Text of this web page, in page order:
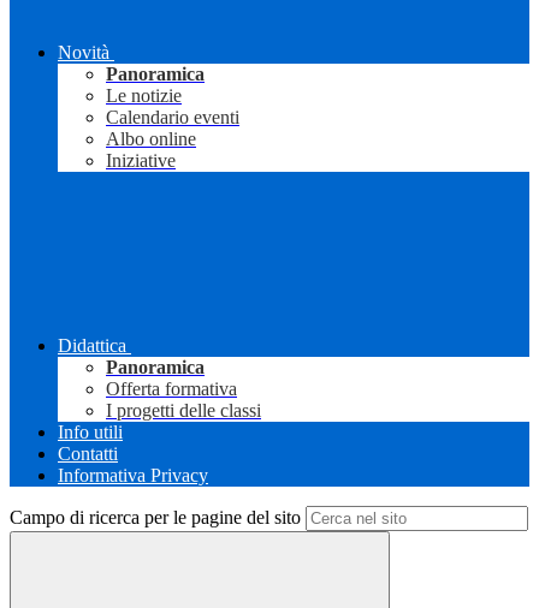
Novità
Panoramica
Le notizie
Calendario eventi
Albo online
Iniziative
Didattica
Panoramica
Offerta formativa
I progetti delle classi
Info utili
Contatti
Informativa Privacy
Campo di ricerca per le pagine del sito